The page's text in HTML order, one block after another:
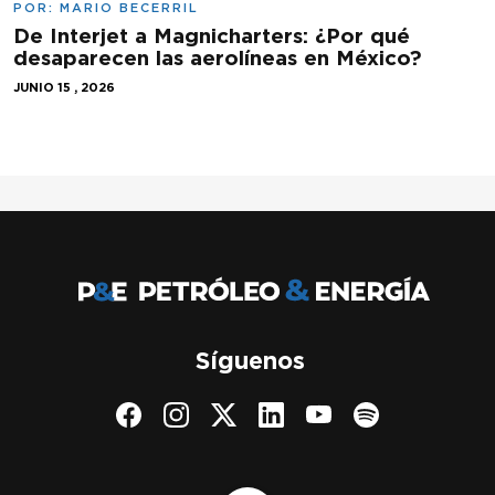
POR: MARIO BECERRIL
De Interjet a Magnicharters: ¿Por qué
desaparecen las aerolíneas en México?
JUNIO 15 , 2026
Síguenos